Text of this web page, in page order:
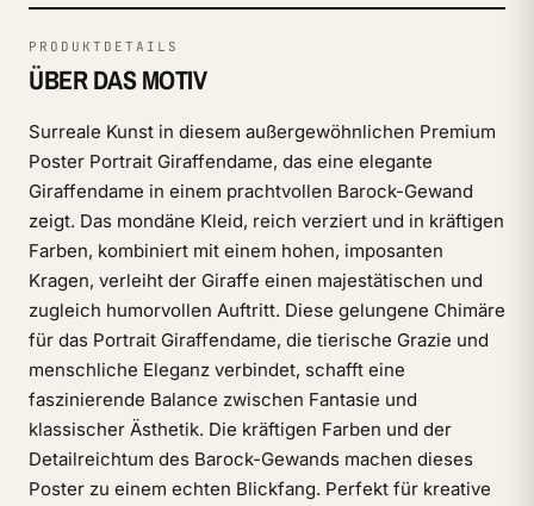
PRODUKTDETAILS
ÜBER DAS MOTIV
Surreale Kunst in diesem außergewöhnlichen Premium
Poster Portrait Giraffendame, das eine elegante
Giraffendame in einem prachtvollen Barock-Gewand
zeigt. Das mondäne Kleid, reich verziert und in kräftigen
Farben, kombiniert mit einem hohen, imposanten
Kragen, verleiht der Giraffe einen majestätischen und
zugleich humorvollen Auftritt. Diese gelungene Chimäre
für das Portrait Giraffendame, die tierische Grazie und
menschliche Eleganz verbindet, schafft eine
faszinierende Balance zwischen Fantasie und
klassischer Ästhetik. Die kräftigen Farben und der
Detailreichtum des Barock-Gewands machen dieses
Poster zu einem echten Blickfang. Perfekt für kreative